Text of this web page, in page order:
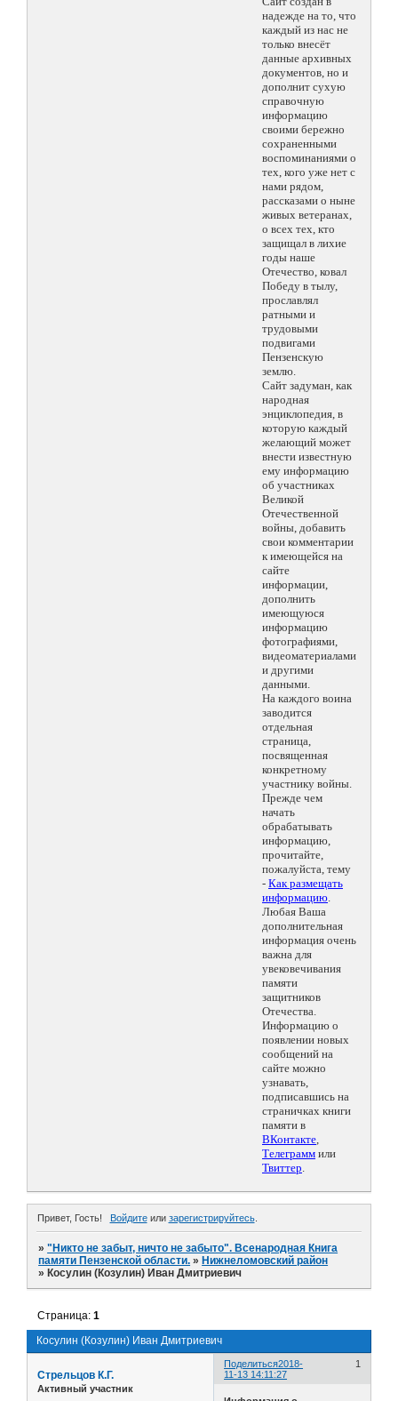
надежде на то, что
каждый из нас не
только внесёт
данные архивных
документов, но и
дополнит сухую
справочную
информацию
своими бережно
сохраненными
воспоминаниями о
тех, кого уже нет с
нами рядом,
рассказами о ныне
живых ветеранах,
о всех тех, кто
защищал в лихие
годы наше
Отечество, ковал
Победу в тылу,
прославлял
ратными и
трудовыми
подвигами
Пензенскую
землю.
Сайт задуман, как
народная
энциклопедия, в
которую каждый
желающий может
внести известную
ему информацию
об участниках
Великой
Отечественной
войны, добавить
свои комментарии
к имеющейся на
сайте
информации,
дополнить
имеющуюся
информацию
фотографиями,
видеоматериалами
и другими
данными.
На каждого воина
заводится
отдельная
страница,
посвященная
конкретному
участнику войны.
Прежде чем
начать
обрабатывать
информацию,
прочитайте,
пожалуйста, тему
- Как размещать
информацию.
Любая Ваша
дополнительная
информация очень
важна для
увековечивания
памяти
защитников
Отечества.
Информацию о
появлении новых
сообщений на
сайте можно
узнавать,
подписавшись на
страничках книги
памяти в
ВКонтакте,
Телеграмм или
Твиттер.
Привет, Гость! Войдитеили зарегистрируйтесь.
»"Никто не забыт, ничто не забыто". Всенародная Книга
памяти Пензенской области. » Нижнеломовский район
» Косулин (Козулин) Иван Дмитриевич
Косулин (Козулин) Иван Дмитриевич
Страница:1
Поделиться 1
2018-
11-13 14:11:27
Стрельцов К.Г.
Активный участник